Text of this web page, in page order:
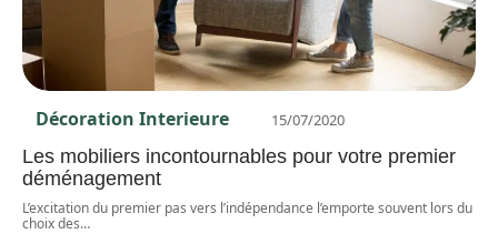
Décoration Interieure 15/07/2020
Les mobiliers incontournables pour votre premier
déménagement
L’excitation du premier pas vers l’indépendance l’emporte souvent lors du
choix des…